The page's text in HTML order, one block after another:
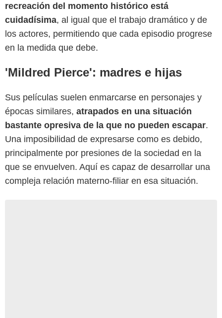
recreación del momento histórico está
cuidadísima, al igual que el trabajo dramático y de
los actores, permitiendo que cada episodio progrese
en la medida que debe.
'Mildred Pierce': madres e hijas
Sus películas suelen enmarcarse en personajes y
épocas similares, atrapados en una situación
bastante opresiva de la que no pueden escapar.
Una imposibilidad de expresarse como es debido,
principalmente por presiones de la sociedad en la
que se envuelven. Aquí es capaz de desarrollar una
compleja relación materno-filiar en esa situación.